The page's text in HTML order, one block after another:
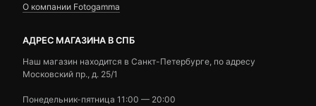
О компании Fotogamma
АДРЕС МАГАЗИНА В СПБ
Наш магазин находится в Санкт-Петербурге, по адресу
Московский пр., д. 25/1
Понедельник-пятница 11:00 — 20:00